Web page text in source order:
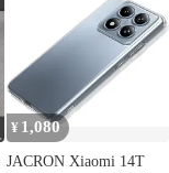
¥ 1,080
JACRON Xiaomi 14T